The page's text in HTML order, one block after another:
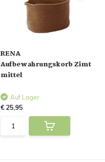
RENA
Aufbewahrungskorb Zimt
mittel
Auf Lager
€ 25,95